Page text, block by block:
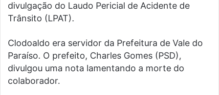
divulgação do Laudo Pericial de Acidente de
Trânsito (LPAT).
Clodoaldo era servidor da Prefeitura de Vale do
Paraíso. O prefeito, Charles Gomes (PSD),
divulgou uma nota lamentando a morte do
colaborador.